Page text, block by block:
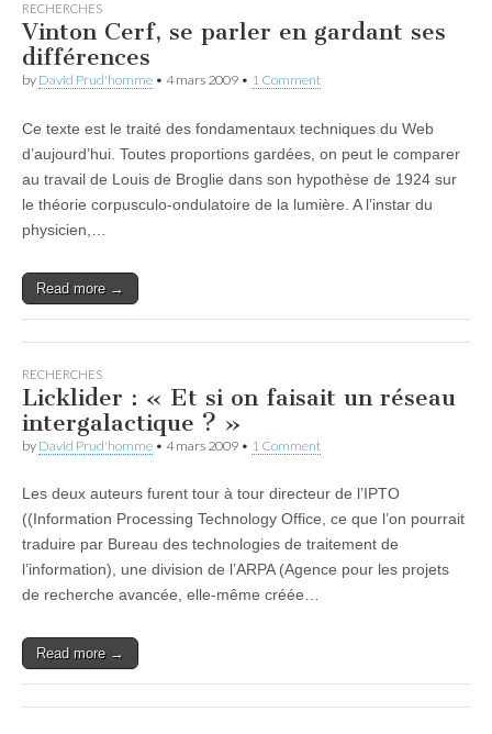
RECHERCHES
Vinton Cerf, se parler en gardant ses
différences
by David Prud'homme • 4 mars 2009 • 1 Comment
Ce texte est le traité des fondamentaux techniques du Web
d’aujourd’hui. Toutes proportions gardées, on peut le comparer
au travail de Louis de Broglie dans son hypothèse de 1924 sur
le théorie corpusculo-ondulatoire de la lumière. A l’instar du
physicien,…
Read more →
RECHERCHES
Licklider : « Et si on faisait un réseau
intergalactique ? »
by David Prud'homme • 4 mars 2009 • 1 Comment
Les deux auteurs furent tour à tour directeur de l’IPTO
((Information Processing Technology Office, ce que l’on pourrait
traduire par Bureau des technologies de traitement de
l’information), une division de l’ARPA (Agence pour les projets
de recherche avancée, elle-même créée…
Read more →